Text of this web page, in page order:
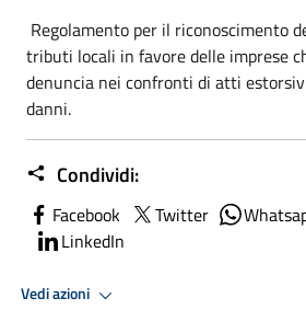
Regolamento per il riconoscimento
tributi locali in favore delle imprese
denuncia nei confronti di atti
danni.
Condividi:
Facebook Twitter
LinkedIn
Vedi azioni